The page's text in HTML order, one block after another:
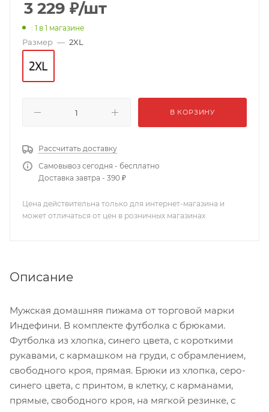
3 229 ₽/шт
: 1 в 1 магазине
Размер — 2XL
В КОРЗИНУ
Рассчитать доставку
Самовывоз сегодня - бесплатно
Доставка завтра - 390 ₽
Цена действительна только для интернет-магазина и
может отличаться от цен в розничных магазинах
Описание
Мужская домашняя пижама от торговой марки
Индефини. В комплекте футболка с брюками.
Футболка из хлопка, синего цвета, с короткими
рукавами, с кармашком на груди, с обрамлением,
свободного кроя, прямая. Брюки из хлопка, серо-
синего цвета, с принтом, в клетку, с карманами,
прямые, свободного кроя, на мягкой резинке, с